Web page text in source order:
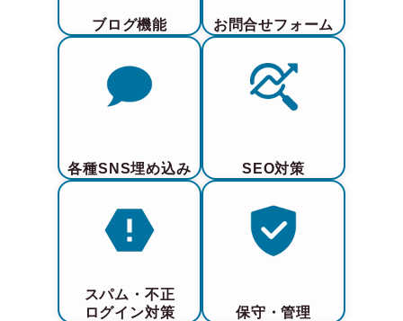
ブログ機能 お問合せフォーム
各種SNS埋め込み SEO対策
スパム・不正
ログイン対策
保守・管理